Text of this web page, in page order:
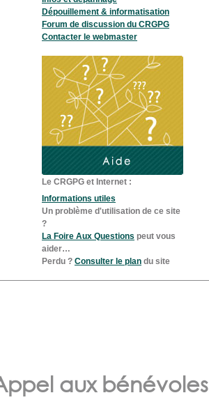
Dépouillement & informatisation
Forum de discussion du CRGPG
Contacter le webmaster
Le CRGPG et Internet :
Informations utiles
Un problème d'utilisation de ce site
?
La Foire Aux Questions peut vous
aider…
Perdu ? Consulter le plan du site
aux bénévoles